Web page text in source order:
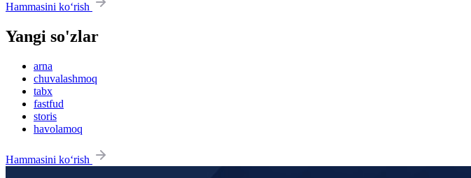
Hammasini ko‘rish
Yangi so'zlar
arna
chuvalashmoq
tabx
fastfud
storis
havolamoq
Hammasini ko‘rish